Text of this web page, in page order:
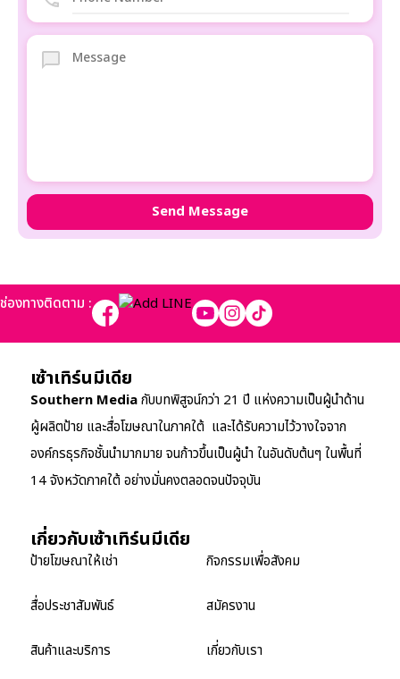
ช่องทางติดตาม :
เซ้าเทิร์นมีเดีย
Southern Mediaกับบทพิสูจน์กว่า 21 ปี แห่งความเป็นผู้นำด้าน
ผู้ผลิตป้าย และสื่อโฆษณาในภาคใต้ และได้รับความไว้วางใจจาก
องค์กรธุรกิจชั้นนำมากมาย จนก้าวขึ้นเป็นผู้นำ ในอันดับต้นๆ ในพื้นที่
14 จังหวัดภาคใต้ อย่างมั่นคงตลอดจนปัจจุบัน
เกี่ยวกับเซ้าเทิร์นมีเดีย
ป้ายโฆษณาให้เช่า
สื่อประชาสัมพันธ์
สินค้าและบริการ
กิจกรรมเพื่อสังคม
สมัครงาน
เกี่ยวกับเรา